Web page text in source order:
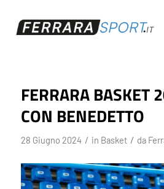
FERRARA BASKET
CON BENEDETTO
28 Giugno 2024 / in Basket / da